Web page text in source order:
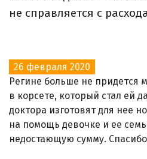
не справляется с
26 февраля 2020
Регине больше не придется
в корсете, который стал ей
доктора изготовят для нее
на помощь девочке и ее
недостающую сумму.